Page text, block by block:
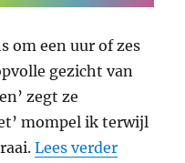
om een uur of zes
gezicht van
zegt ze
mompel ik terwijl
Lees verder“Slapen